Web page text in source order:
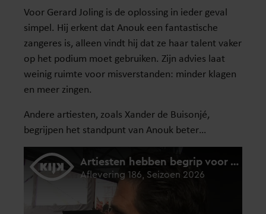
Voor Gerard Joling is de oplossing in ieder geval
simpel. Hij erkent dat Anouk een fantastische
zangeres is, alleen vindt hij dat ze haar talent vaker
op het podium moet gebruiken. Zijn advies laat
weinig ruimte voor misverstanden: minder klagen
en meer zingen.
Andere artiesten, zoals Xander de Buisonjé,
begrijpen het standpunt van Anouk beter…